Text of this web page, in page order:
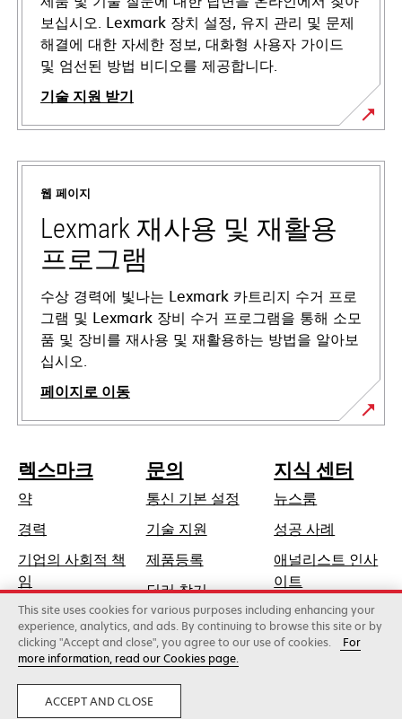
보십시오. Lexmark 장치 설정, 유지 관리 및 문제
해결에 대한 자세한 정보, 대화형 사용자 가이드
및 엄선된 방법 비디오를 제공합니다.
기술 지원 받기
새
탭
웹 페이지
Lexmark 재사용 및 재활용
프로그램
수상 경력에 빛나는 Lexmark 카트리지 수거 프로
그램 및 Lexmark 장비 수거 프로그램을 통해 소모
품 및 장비를 재사용 및 재활용하는 방법을 알아보
십시오.
페이지로 이동
렉스마크
약
경력
기업의 사회적 책
임
탭
에
서
열
림
지속가능성
문의
통신 기본 설정
기술 지원
서
열
림
제품등록
딜러 찾기
지식 센터
뉴스룸
성공 사례
애널리스트 인사
이트
Lexmark International, Inc., 제록스 계열사
©2026 판권 소유.
합법적인 사생활
This site uses cookies for various purposes including enhancing your
experience, analytics, and ads. By continuing to browse this site or by
clicking "Accept and close", you agree to our use of cookies.
For
more information, read our Cookies page.
ACCEPT AND CLOSE